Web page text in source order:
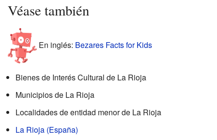
Véase también
En inglés: Bezares Facts for Kids
Bienes de Interés Cultural de La Rioja
Municipios de La Rioja
Localidades de entidad menor de La Rioja
La Rioja (España)